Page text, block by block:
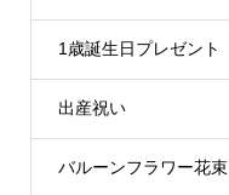
1歳誕生日プレゼント
出産祝い
バルーンフラワー花束